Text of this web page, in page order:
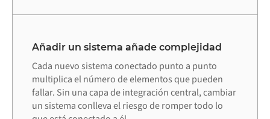
Añadir un sistema añade complejidad
Cada nuevo sistema conectado punto a punto
multiplica el número de elementos que pueden
fallar. Sin una capa de integración central, cambiar
un sistema conlleva el riesgo de romper todo lo